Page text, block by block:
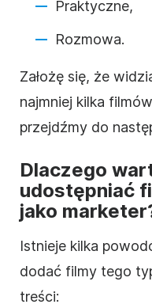
Praktyczne,
Rozmowa.
Założę się, że
najmniej kilka filmów
przejdźmy do
Dlaczego
udostępniać
jako
Istnieje kilka
dodać filmy tego
treści: